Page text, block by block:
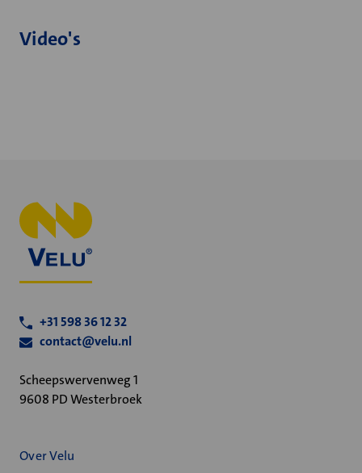
Video's
+31 598 36 12 32
contact@velu.nl
Scheepswervenweg 1
9608 PD Westerbroek
Over Velu